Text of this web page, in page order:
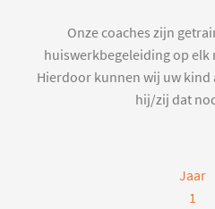
Onze coaches zijn
huiswerkbegeleiding op elk
Hierdoor kunnen wij uw
hij/zij dat
Jaar
1